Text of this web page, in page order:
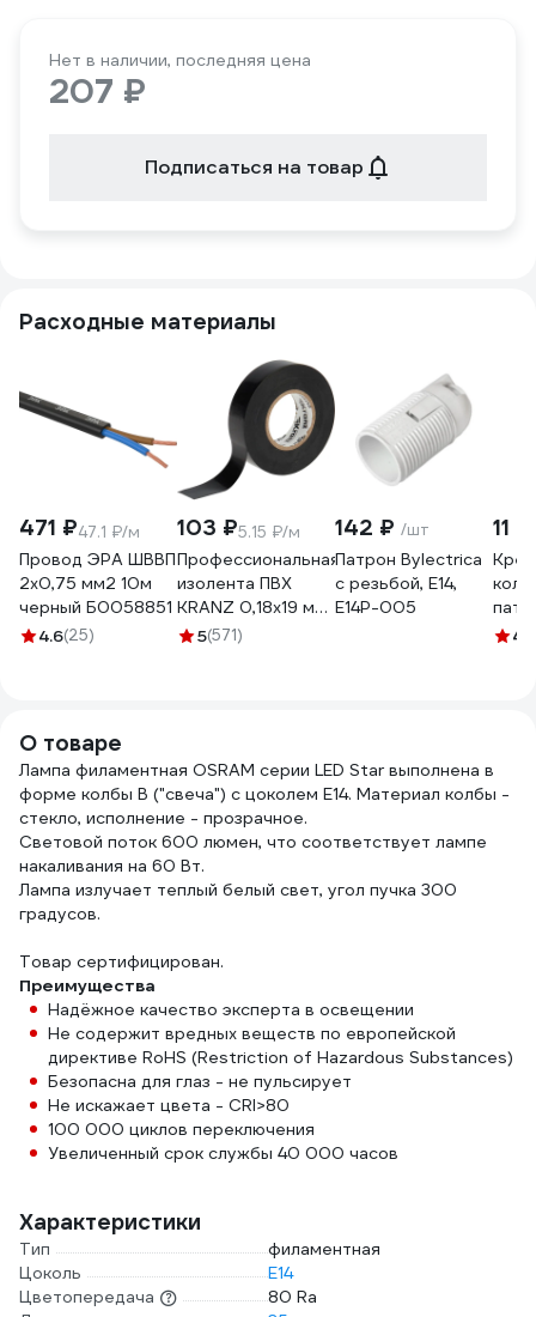
Нет в наличии, последняя цена
207 ₽
Подписаться на товар
Расходные материалы
471 ₽47.1 ₽/м
Провод ЭРА ШВВП
2x0,75 мм2 10м
черный Б0058851
4.6(25)
103 ₽5.15 ₽/м
Профессиональная
изолента ПВХ
KRANZ 0,18х19 мм,
20 м, черная KR-
5(571)
142 ₽ /шт
Патрон Bylectrica
с резьбой, Е14,
Е14Р-005
11 ₽
Е144.3
О товаре
Лампа филаментная OSRAM серии LED Star выполнена в
форме колбы B ("свеча") с цоколем E14. Материал колбы -
стекло, исполнение - прозрачное.
Световой поток 600 люмен, что соответствует лампе
накаливания на 60 Вт.
Лампа излучает теплый белый свет, угол пучка 300
градусов.
Товар сертифицирован.
Преимущества
Надёжное качество эксперта в освещении
Не содержит вредных веществ по европейской
директиве RoHS (Restriction of Hazardous Substances)
Безопасна для глаз - не пульсирует
Не искажает цвета - CRI>80
100 000 циклов переключения
Увеличенный срок службы 40 000 часов
Характеристики
Тип
филаментная
Цоколь
E14
Цветопередача
80 Ra